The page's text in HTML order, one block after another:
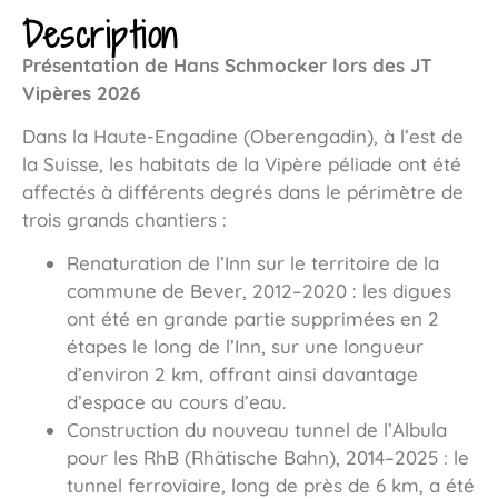
Description
Présentation de Hans Schmocker lors des JT
Vipères 2026
Dans la Haute-Engadine (Oberengadin), à l’est de
la Suisse, les habitats de la Vipère péliade ont été
affectés à différents degrés dans le périmètre de
trois grands chantiers :
Renaturation de l’Inn sur le territoire de la
commune de Bever, 2012–2020 : les digues
ont été en grande partie supprimées en 2
étapes le long de l’Inn, sur une longueur
d’environ 2 km, offrant ainsi davantage
d’espace au cours d’eau.
Construction du nouveau tunnel de l’Albula
pour les RhB (Rhätische Bahn), 2014–2025 : le
tunnel ferroviaire, long de près de 6 km, a été